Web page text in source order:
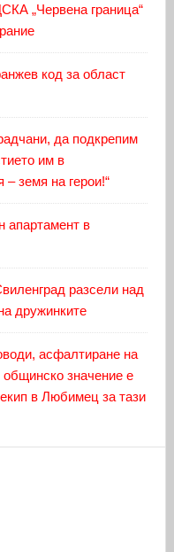
„Червена граница“
код за област
да подкрепим
им в
– земя на герои!“
апартамент в
разсели над
дружинките
асфалтиране на
значение е
в Любимец за тази